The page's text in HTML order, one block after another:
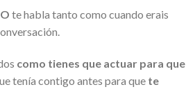
te habla tanto como cuando erais
como tienes que actuar para que
tenía contigo antes para que te